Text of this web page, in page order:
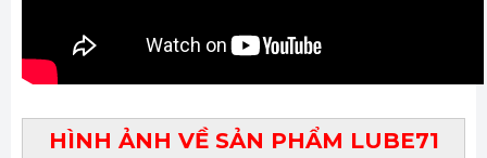
HÌNH ẢNH VỀ SẢN PHẨM LUBE71